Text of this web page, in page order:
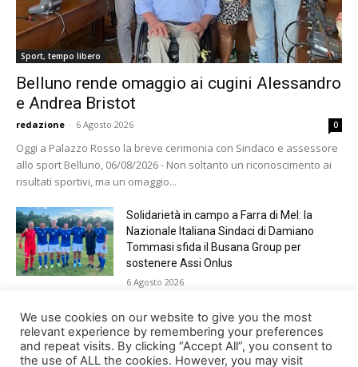
Sport, tempo libero
Belluno rende omaggio ai cugini Alessandro
e Andrea Bristot
redazione - 6 Agosto 2026 0
Oggi a Palazzo Rosso la breve cerimonia con Sindaco e assessore
allo sport Belluno, 06/08/2026 - Non soltanto un riconoscimento ai
risultati sportivi, ma un omaggio...
Solidarietà in campo a Farra di Mel: la
Nazionale Italiana Sindaci di Damiano
Tommasi sfida il Busana Group per
sostenere Assi Onlus
6 Agosto 2026
Shade, Dolcenera, Merk&Kremont,
Benji&Fede e molti altri, giovedì sera a
Jesolo con Radio Bella&Monella
5 Agosto 2026
We use cookies on our website to give you the most
relevant experience by remembering your preferences
and repeat visits. By clicking “Accept All”, you consent to
the use of ALL the cookies. However, you may visit